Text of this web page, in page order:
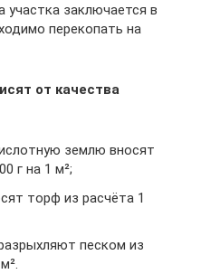
участка заключается в
перекопать на
от качества
землю вносят
г на 1 м²;
торф из расчёта 1
песком из